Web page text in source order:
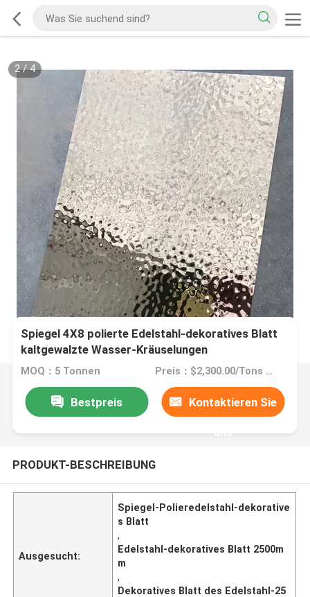
2/4
Spiegel 4X8 polierte Edelstahl-dekoratives Blatt
kaltgewalzte Wasser-Kräuselungen
MOQ：5 Tonnen Preis：$2,300.00/Tons 10-99 Tons
Bestpreis Kontaktieren Sie
uns
PRODUKT-BESCHREIBUNG
Ausgesucht:
Spiegel-Polieredelstahl-dekorative
s Blatt
,
Edelstahl-dekoratives Blatt 2500m
m
,
Dekoratives Blatt des Edelstahl-25